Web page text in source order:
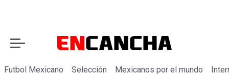
Futbol Mexicano Selección Mexicanos por el mundo